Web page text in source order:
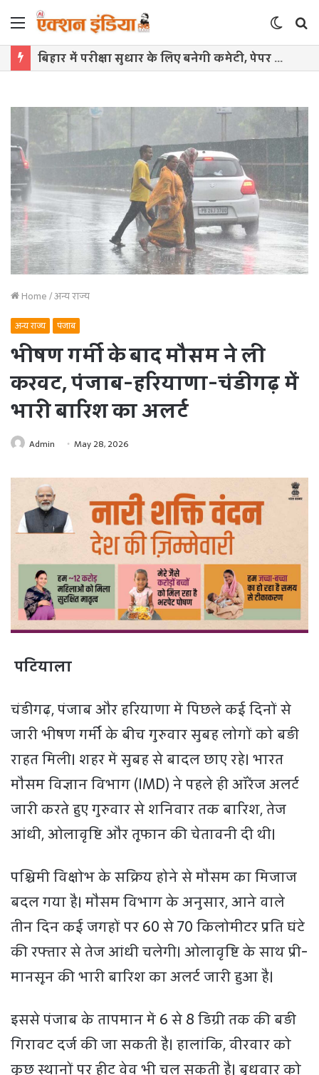
Menu
Switch
skin
बिहार में परीक्षा सुधार के लिए बनेगी कमेटी, पेपर लीक रोकने को सख्त कानून लागू
Home/अन्य राज्य
अन्य राज्य पंजाब
भीषण गर्मी के बाद मौसम ने ली
करवट, पंजाब-हरियाणा-चंडीगढ़ में
भारी बारिश का अलर्ट
Admin May 28, 2026
पटियाला
चंडीगढ़, पंजाब और हरियाणा में पिछले कई दिनों से
जारी भीषण गर्मी के बीच गुरुवार सुबह लोगों को बड़ी
राहत मिली। शहर में सुबह से बादल छाए रहे। भारत
मौसम विज्ञान विभाग (IMD) ने पहले ही ऑरेंज अलर्ट
जारी करते हुए गुरुवार से शनिवार तक बारिश, तेज
आंधी, ओलावृष्टि और तूफान की चेतावनी दी थी।
पश्चिमी विक्षोभ के सक्रिय होने से मौसम का मिजाज
बदल गया है। माैसम विभाग के अनुसार, आने वाले
तीन दिन कई जगहों पर 60 से 70 किलोमीटर प्रति घंटे
की रफ्तार से तेज आंधी चलेगी। ओलावृष्टि के साथ प्री-
मानसून की भारी बारिश का अलर्ट जारी हुआ है।
इससे पंजाब के तापमान में 6 से 8 डिग्री तक की बड़ी
गिरावट दर्ज की जा सकती है। हालांकि, वीरवार को
कुछ स्थानों पर हीट वेव भी चल सकती है। बुधवार को